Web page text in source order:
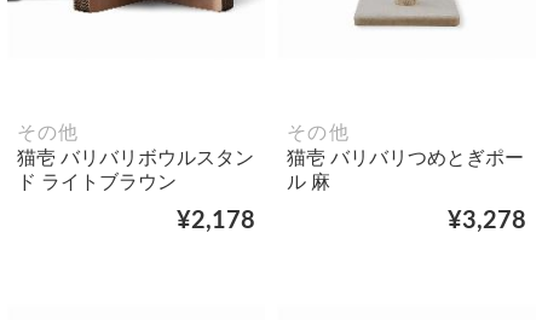
その他
猫壱 バリバリボウルスタン
ド ライトブラウン
¥2,178
その他
猫壱 バリバリつめとぎポー
ル 麻
¥3,278